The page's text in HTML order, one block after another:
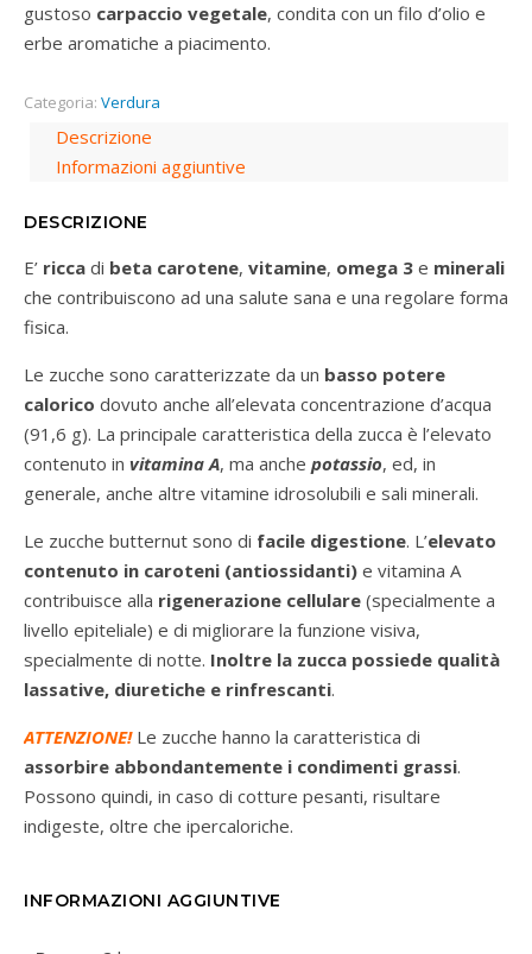
gustoso carpaccio vegetale, condita con un filo d’olio e
erbe aromatiche a piacimento.
Categoria: Verdura
Descrizione
Informazioni aggiuntive
DESCRIZIONE
E’ ricca di beta carotene, vitamine, omega 3 e minerali
che contribuiscono ad una salute sana e una regolare forma
fisica.
Le zucche sono caratterizzate da un basso potere
calorico dovuto anche all’elevata concentrazione d’acqua
(91,6 g). La principale caratteristica della zucca è l’elevato
contenuto in vitamina A, ma anche potassio, ed, in
generale, anche altre vitamine idrosolubili e sali minerali.
Le zucche butternut sono di facile digestione. L’elevato
contenuto in caroteni (antiossidanti) e vitamina A
contribuisce alla rigenerazione cellulare (specialmente a
livello epiteliale) e di migliorare la funzione visiva,
specialmente di notte. Inoltre la zucca possiede qualità
lassative, diuretiche e rinfrescanti.
ATTENZIONE! Le zucche hanno la caratteristica di
assorbire abbondantemente i condimenti grassi.
Possono quindi, in caso di cotture pesanti, risultare
indigeste, oltre che ipercaloriche.
INFORMAZIONI AGGIUNTIVE